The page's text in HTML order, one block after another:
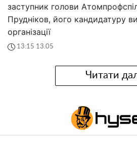
заступник голови
Прудніков, його кандидатуру
організації
13:15 13.05
Читати